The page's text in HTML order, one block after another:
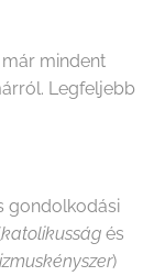
mindent
Legfeljebb
gondolkodási
katolikusság és
)